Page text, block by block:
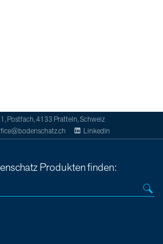
Postfach, 4133 Pratteln, Schweiz
LinkedIn
Produkten finden: